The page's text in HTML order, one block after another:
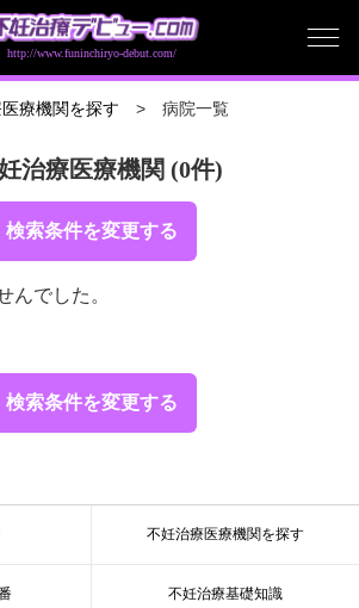
http://www.funinchiryo-debut.com/
療機関を探す 病院一覧
検索条件を変更する
治療医療機関 (0件)
検索条件を変更する
んでした。
不妊治療医療機関を探す
不妊治療基礎知識